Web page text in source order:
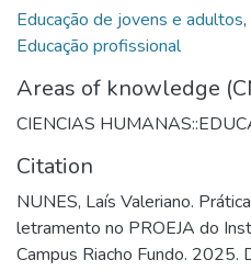
Educação de jovens e adultos,
Educação profissional
Areas of knowledge
CIENCIAS
Citation
NUNES, Laís Valeriano.
letramento no PROEJA do
Campus Riacho Fundo. 2025.